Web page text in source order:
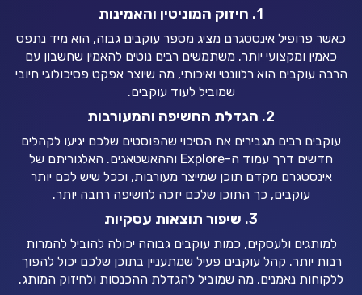
1. חיזוק המוניטין והאמינות
כאשר פרופיל אינסטגרם מציג מספר עוקבים גבוה, הוא מיד נתפס
כאמין ומקצועי יותר. משתמשים רבים נוטים להאמין שחשבון עם
הרבה עוקבים הוא רלוונטי ואיכותי, מה שיוצר אפקט פסיכולוגי חיובי
שמוביל לעוד עוקבים.
2. הגדלת החשיפה והמעורבות
עוקבים רבים מגבירים את הסיכוי שהפוסטים שלכם יגיעו לקהלים
חדשים דרך עמוד ה-Explore וההאשטאגים. האלגוריתם של
אינסטגרם מקדם תוכן שמייצר מעורבות, וככל שיש לכם יותר
עוקבים, כך התוכן שלכם יזכה לחשיפה רחבה יותר.
3. שיפור תוצאות עסקיות
למותגים ולעסקים, כמות עוקבים גבוהה יכולה להוביל להמרות
רבות יותר. קהל עוקבים פעיל שמתעניין בתוכן שלכם יכול להפוך
ללקוחות נאמנים, מה שמוביל להגדלת ההכנסות ולחיזוק המותג.